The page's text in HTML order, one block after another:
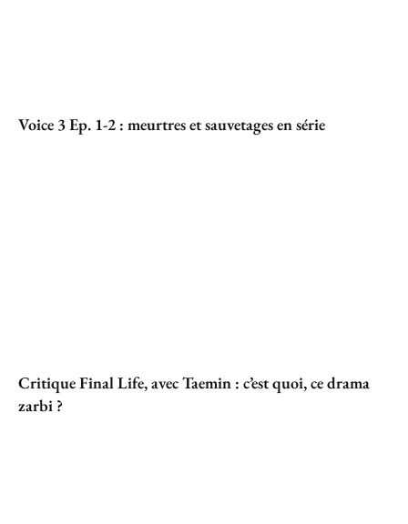
Voice 3 Ep. 1-2 : meurtres et sauvetages en série
Critique Final Life, avec Taemin : c’est quoi, ce drama
zarbi ?